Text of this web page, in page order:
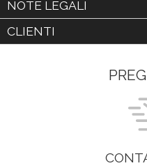
NOTE LEGALI
CLIENTI